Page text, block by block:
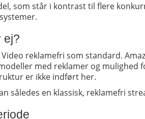
som står i kontrast til flere
ej?
reklamefri som standard.
med reklamer og mulighed
er ikke indført her.
således en klassisk, reklamefri